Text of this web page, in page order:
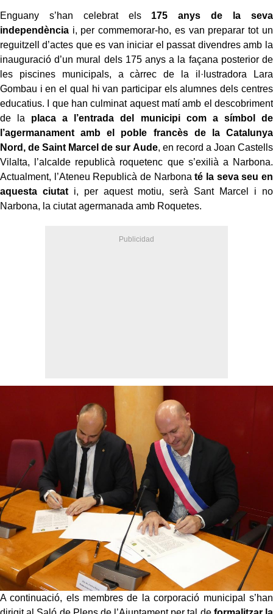
Enguany s’han celebrat els 175 anys de la seva
independència i, per commemorar-ho, es van preparar tot un
reguitzell d’actes que es van iniciar el passat divendres amb la
inauguració d’un mural dels 175 anys a la façana posterior de
les piscines municipals, a càrrec de la il·lustradora Lara
Gombau i en el qual hi van participar els alumnes dels centres
educatius. I que han culminat aquest matí amb el descobriment
de la placa a l’entrada del municipi com a símbol de
l’agermanament amb el poble francès de la Catalunya
Nord, de Saint Marcel de sur Aude, en record a Joan Castells
Vilalta, l’alcalde republicà roquetenc que s’exilià a Narbona.
Actualment, l’Ateneu Republicà de Narbona té la seva seu en
aquesta ciutati, per aquest motiu, serà Sant Marcel i no
Narbona, la ciutat agermanada amb Roquetes.
A continuació, els membres de la corporació municipal s’han